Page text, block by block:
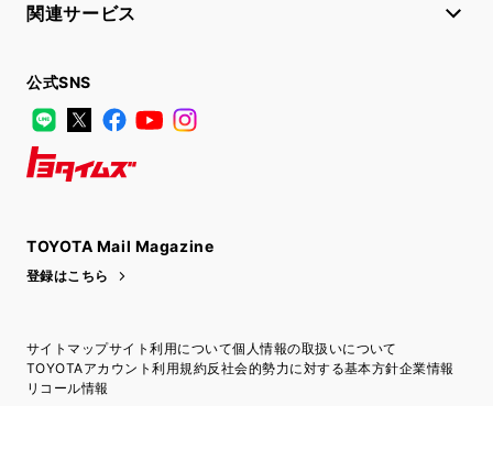
関連サービス
公式SNS
LINE
X FacebookYouTube
TOYOTA Mail Magazine
登録はこちら
サイトマップサイト利用について個人情報の取扱いについて
TOYOTAアカウント利用規約反社会的勢力に対する基本方針企業情報
リコール情報